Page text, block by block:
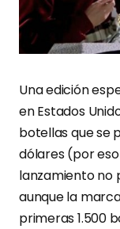
Una edición
en Estados
botellas que se
dólares (por
lanzamiento no
aunque la
primeras 1.500